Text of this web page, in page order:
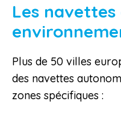
Les
Plus de 50 villes
des navettes
zones spécifiques :